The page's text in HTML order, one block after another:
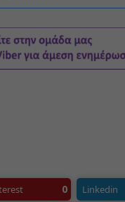
0 Linkedin